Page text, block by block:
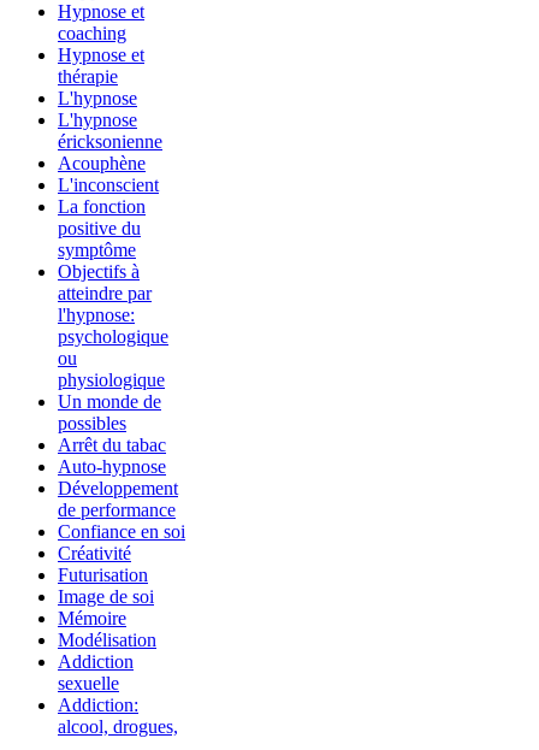
Hypnose et
coaching
Hypnose et
thérapie
L'hypnose
L'hypnose
éricksonienne
Acouphène
L'inconscient
La fonction
positive du
symptôme
Objectifs à
atteindre par
l'hypnose:
psychologique
ou
physiologique
Un monde de
possibles
Arrêt du tabac
Auto-hypnose
Développement
de performance
Confiance en soi
Créativité
Futurisation
Image de soi
Mémoire
Modélisation
Addiction
sexuelle
Addiction:
alcool, drogues,